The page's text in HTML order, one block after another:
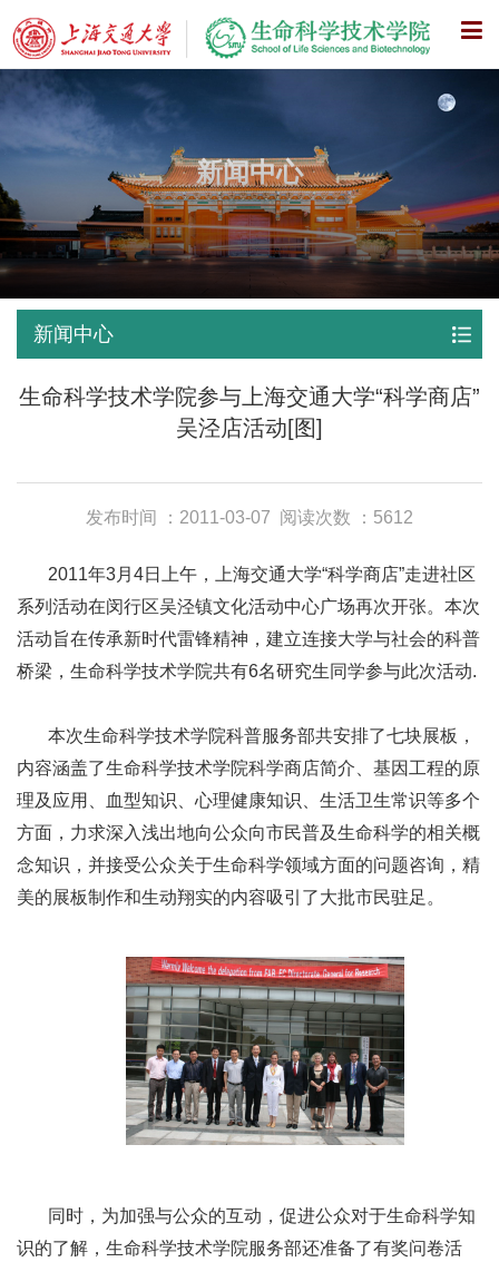
X
新闻中心
新闻中心
生命科学技术学院参与上海交通大学“科学商店”
吴泾店活动[图]
发布时间 ：2011-03-07 阅读次数 ：5612
2011年3月4日上午，上海交通大学“科学商店”走进社区
系列活动在闵行区吴泾镇文化活动中心广场再次开张。本次
活动旨在传承新时代雷锋精神，建立连接大学与社会的科普
桥梁，生命科学技术学院共有6名研究生同学参与此次活动.
本次生命科学技术学院科普服务部共安排了七块展板，
内容涵盖了生命科学技术学院科学商店简介、基因工程的原
理及应用、血型知识、心理健康知识、生活卫生常识等多个
方面，力求深入浅出地向公众向市民普及生命科学的相关概
念知识，并接受公众关于生命科学领域方面的问题咨询，精
美的展板制作和生动翔实的内容吸引了大批市民驻足。
同时，为加强与公众的互动，促进公众对于生命科学知
识的了解，生命科学技术学院服务部还准备了有奖问卷活